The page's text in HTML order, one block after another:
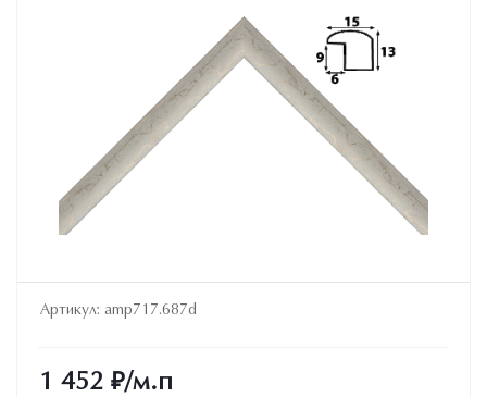
Артикул: amp717.687d
1 452 ₽/м.п